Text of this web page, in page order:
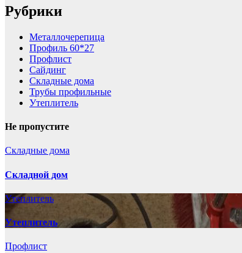
Рубрики
Металлочерепица
Профиль 60*27
Профлист
Сайдинг
Складные дома
Трубы профильные
Утеплитель
Не пропустите
Складные дома
Складной дом
Утеплитель
Утеплитель
Профлист